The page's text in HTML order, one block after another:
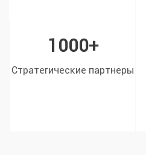
1000+
Стратегические партнеры